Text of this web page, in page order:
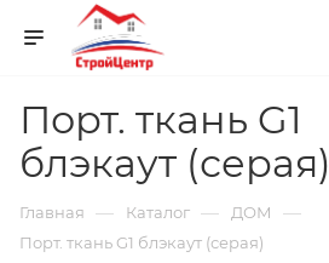
Порт. ткань G1
блэкаут (серая)
Главная — Каталог — ДОМ —
Порт. ткань G1 блэкаут (серая)